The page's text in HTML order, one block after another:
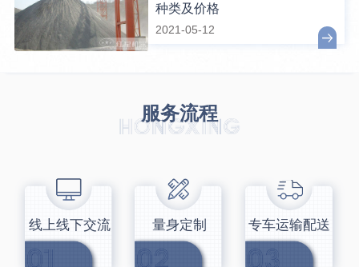
种类及价格
2021-05-12
服务流程
线上线下交流 量身定制 专车运输配送